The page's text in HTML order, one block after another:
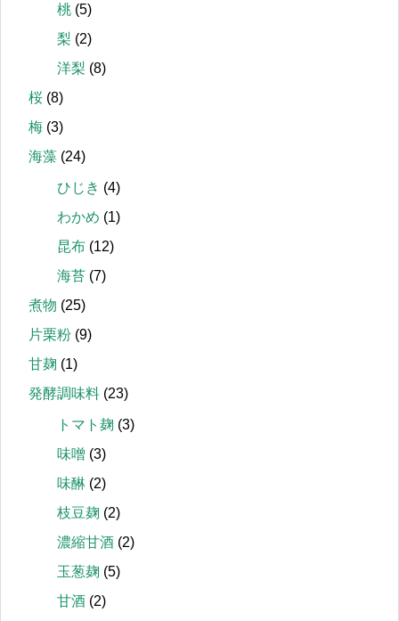
桃 (5)
梨 (2)
洋梨 (8)
桜 (8)
梅 (3)
海藻 (24)
ひじき (4)
わかめ (1)
昆布 (12)
海苔 (7)
煮物 (25)
片栗粉 (9)
甘麹 (1)
発酵調味料 (23)
トマト麹 (3)
味噌 (3)
味醂 (2)
枝豆麹 (2)
濃縮甘酒 (2)
玉葱麹 (5)
甘酒 (2)